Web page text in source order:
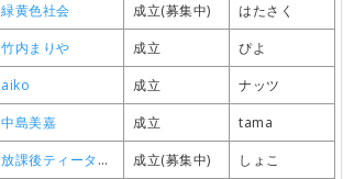
緑黄色社会 成立(募集中)
はたさく
竹内まりや 成立
ぴよ
aiko 成立
ナッツ
中島美嘉 成立
tama
放課後ティータイム 成立(募集中)
しょこ
緑黄色社会 成立(募集中)
はたさく
竹内まりや 成立
ぴよ
aiko 成立
ナッツ
中島美嘉 成立
tama
放課後ティータイム 成立(募集中)
しょこ
緑黄色社会 成立(募集中)
はたさく
竹内まりや 成立
ぴよ
aiko 成立
ナッツ
中島美嘉 成立
tama
放課後ティータイム 成立(募集中)
しょこ
緑黄色社会 成立(募集中)
はたさく
竹内まりや 成立
ぴよ
aiko 成立
ナッツ
中島美嘉 成立
tama
放課後ティータイム 成立(募集中)
しょこ